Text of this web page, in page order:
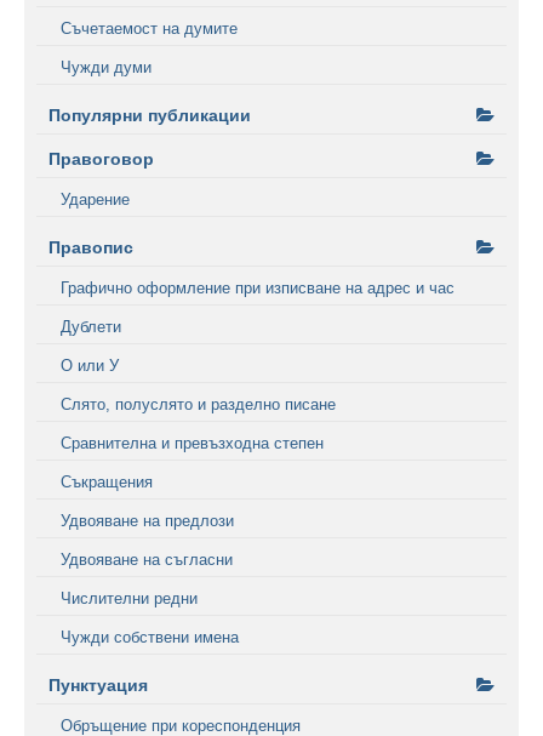
Съчетаемост на думите
Чужди думи
Популярни публикации
Правоговор
Ударение
Правопис
Графично оформление при изписване на адрес и час
Дублети
О или У
Слято, полуслято и разделно писане
Сравнителна и превъзходна степен
Съкращения
Удвояване на предлози
Удвояване на съгласни
Числителни редни
Чужди собствени имена
Пунктуация
Обръщение при кореспонденция